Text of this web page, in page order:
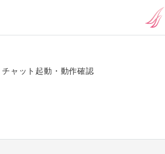
チャット起動・動作確認